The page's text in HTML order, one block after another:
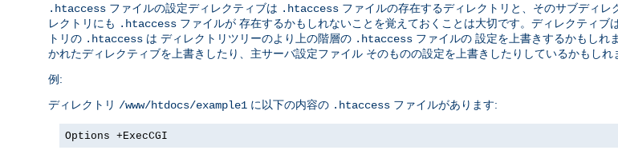
.htaccess ファイルの設定ディレクティブは .htaccess ファイルの存在するディレクトリと、そのサブディ
レクトリにも .htaccess ファイルが 存在するかもしれないことを覚えておくことは大切です。ディレクティ
トリの .htaccess は ディレクトリツリーのより上の階層の .htaccess ファイルの 設定を上書きするかもしれ
かれたディレクティブを上書きしたり、主サーバ設定ファイル そのものの設定を上書きしたりしているかもしれ
例:
ディレクトリ /www/htdocs/example1 に以下の内容の .htaccess ファイルがあります:
Options +ExecCGI